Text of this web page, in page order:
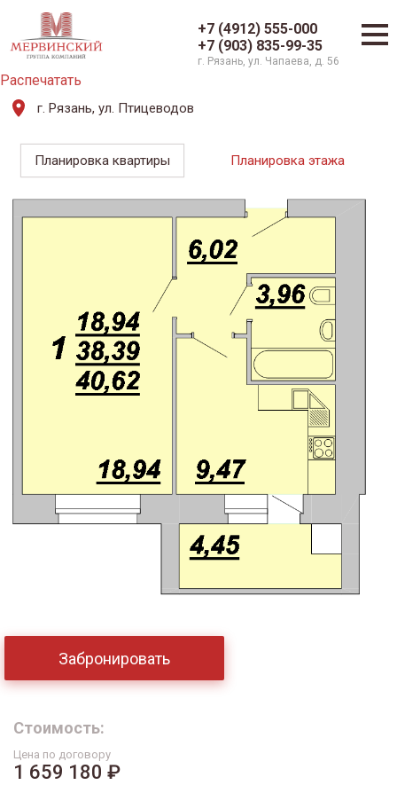
+7 (4912) 555-000
+7 (903) 835-99-35
г. Рязань, ул. Чапаева, д. 56
Распечатать
г. Рязань, ул. Птицеводов
Планировка квартиры Планировка этажа
Забронировать
Стоимость:
Цена по договору
1 659 180 ₽